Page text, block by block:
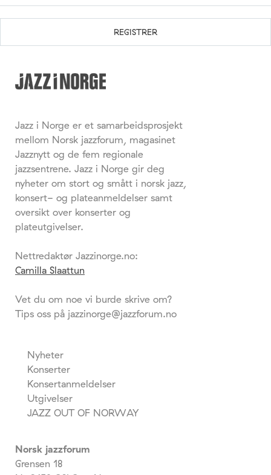
Jazz i Norge er et samarbeidsprosjekt
mellom Norsk jazzforum, magasinet
Jazznytt og de fem regionale
jazzsentrene. Jazz i Norge gir deg
nyheter om stort og smått i norsk jazz,
konsert- og plateanmeldelser samt
oversikt over konserter og
plateutgivelser.
Nettredaktør Jazzinorge.no:
Camilla Slaattun
Vet du om noe vi burde skrive om?
Tips oss på jazzinorge@jazzforum.no
Nyheter
Konserter
Konsertanmeldelser
Utgivelser
JAZZ OUT OF NORWAY
Norsk jazzforum
Grensen 18